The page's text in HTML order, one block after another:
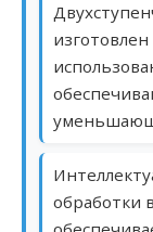
обработки